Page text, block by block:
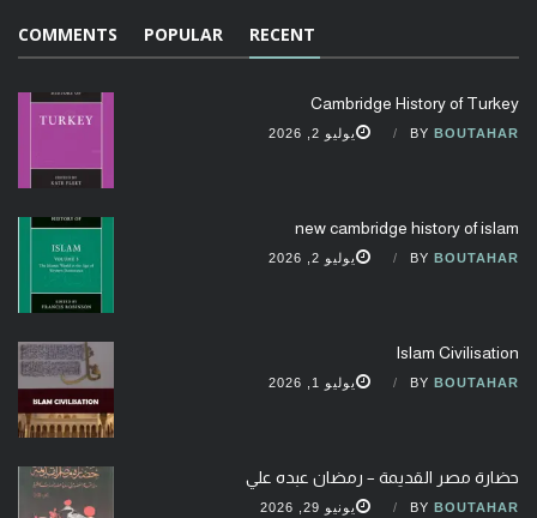
RECENT
POPULAR
COMMENTS
Cambridge History of Turkey
BY BOUTAHAR يوليو 2, 2026
new cambridge history of islam
BY BOUTAHAR يوليو 2, 2026
Islam Civilisation
BY BOUTAHAR يوليو 1, 2026
حضارة مصر القديمة – رمضان عبده علي
BY BOUTAHAR يونيو 29, 2026